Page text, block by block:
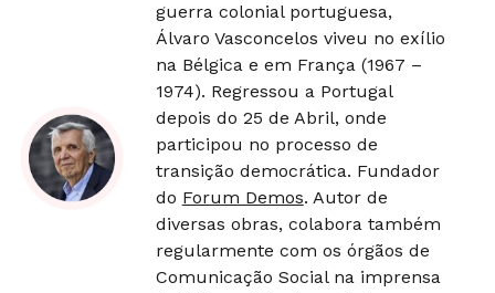
guerra colonial portuguesa,
Álvaro Vasconcelos viveu no exílio
na Bélgica e em França (1967 –
1974). Regressou a Portugal
depois do 25 de Abril, onde
participou no processo de
transição democrática. Fundador
do Forum Demos. Autor de
diversas obras, colabora também
regularmente com os órgãos de
Comunicação Social na imprensa